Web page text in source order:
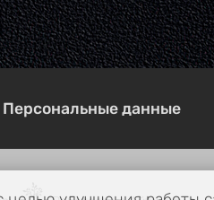
Персональные данные